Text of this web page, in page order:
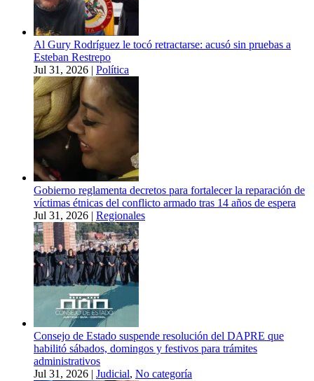
Al Gury Rodríguez le tocó retractarse: acusó sin pruebas a
Esteban Restrepo
Jul 31, 2026 | Política
Gobierno reglamenta decretos para fortalecer la reparación de
víctimas étnicas del conflicto armado tras 14 años de espera
Jul 31, 2026 | Regionales
Consejo de Estado suspende resolución del DAPRE que
habilitó sábados, domingos y festivos para trámites
administrativos
Jul 31, 2026 | Judicial, No categoría